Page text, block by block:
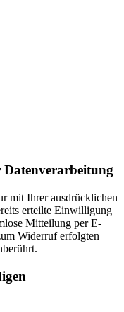
mit Ihrer ausdrücklichen
erteilte Einwilligung
Mitteilung per E-
Widerruf erfolgten